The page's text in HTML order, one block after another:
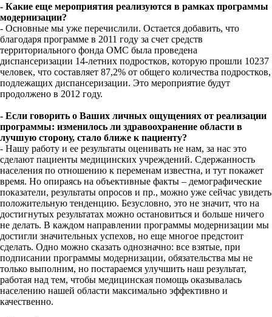
- Какие еще мероприятия реализуются в рамках программы
модернизации?
- Основные мы уже перечислили. Остается добавить, что
благодаря программе в 2011 году за счет средств
территориального фонда ОМС была проведена
диспансеризации 14-летних подростков, которую прошли 10237
человек, что составляет 87,2% от общего количества подростков,
подлежащих диспансеризации. Это мероприятие будут
продолжено в 2012 году.
- Если говорить о Ваших личных ощущениях от реализации
программы: изменилось ли здравоохранение области в
лучшую сторону, стало ближе к пациенту?
- Нашу работу и ее результаты оценивать не нам, за нас это
сделают пациенты медицинских учреждений. Сдержанность
населения по отношению к переменам известна, и тут покажет
время. Но опираясь на объективные факты – демографические
показатели, результаты опросов и пр., можно уже сейчас увидеть
положительную тенденцию. Безусловно, это не значит, что на
достигнутых результатах можно остановиться и больше ничего
не делать. В каждом направлении программы модернизации мы
достигли значительных успехов, но еще многое предстоит
сделать. Одно можно сказать однозначно: все взятые, при
подписании программы модернизации, обязательства мы не
только выполним, но постараемся улучшить наш результат,
работая над тем, чтобы медицинская помощь оказывалась
населению нашей области максимально эффективно и
качественно.